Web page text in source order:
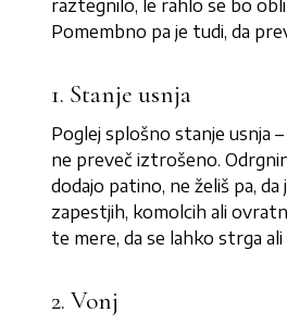
raztegnilo, le rahlo se bo
Pomembno pa je tudi, da
1. Stanje usnja
Poglej splošno stanje usnja
ne preveč iztrošeno.
dodajo patino, ne želiš pa, da
zapestjih, komolcih ali
te mere, da se lahko strga ali
2. Vonj